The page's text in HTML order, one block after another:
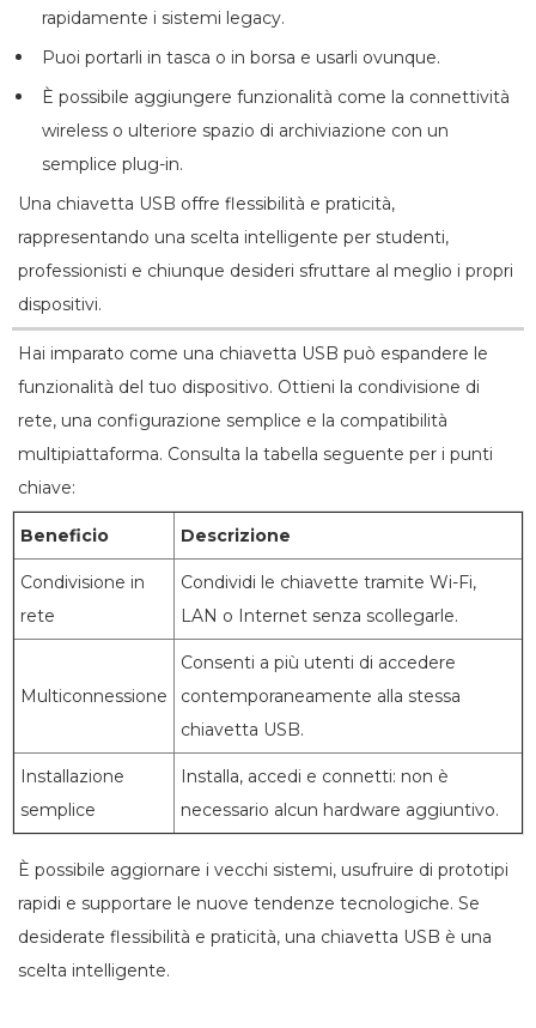
rapidamente i sistemi legacy.
Puoi portarli in tasca o in borsa e usarli ovunque.
È possibile aggiungere funzionalità come la connettività
wireless o ulteriore spazio di archiviazione con un
semplice plug-in.
Una chiavetta USB offre flessibilità e praticità,
rappresentando una scelta intelligente per studenti,
professionisti e chiunque desideri sfruttare al meglio i propri
dispositivi.
Hai imparato come una chiavetta USB può espandere le
funzionalità del tuo dispositivo. Ottieni la condivisione di
rete, una configurazione semplice e la compatibilità
multipiattaforma. Consulta la tabella seguente per i punti
chiave:
Beneficio Descrizione
Condivisione in
rete
Condividi le chiavette tramite Wi-Fi,
LAN o Internet senza scollegarle.
Multiconnessione
Consenti a più utenti di accedere
contemporaneamente alla stessa
chiavetta USB.
Installazione
semplice
Installa, accedi e connetti: non è
necessario alcun hardware aggiuntivo.
È possibile aggiornare i vecchi sistemi, usufruire di prototipi
rapidi e supportare le nuove tendenze tecnologiche. Se
desiderate flessibilità e praticità, una chiavetta USB è una
scelta intelligente.